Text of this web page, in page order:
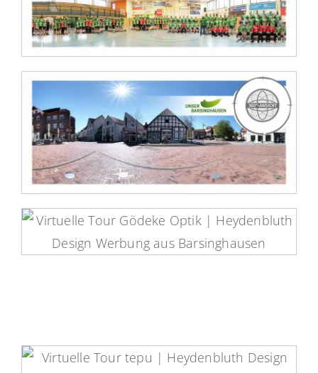
HVB Virtuelle Tour
Unser Barsinghausen Virtuelle
Tour
Gödeke Optik Virtuelle Tour